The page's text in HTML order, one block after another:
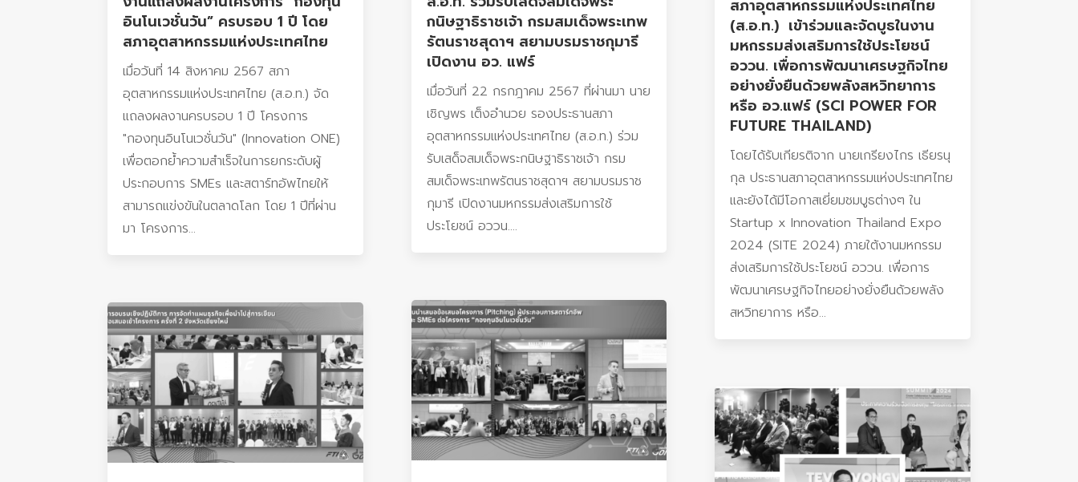
อินโนเวชั่นวัน” ครบรอบ 1 ปี โดย
สภาอุตสาหกรรมแห่งประเทศไทย
เมื่อวันที่ 14 สิงหาคม 2567 สภา
อุตสาหกรรมแห่งประเทศไทย (ส.อ.ท.) จัด
แถลงผลงานครบรอบ 1 ปี โครงการ
"กองทุนอินโนเวชั่นวัน" (Innovation ONE)
เพื่อตอกย้ำความสำเร็จในการยกระดับผู้
ประกอบการ SMEs และสตาร์ทอัพไทยให้
สามารถแข่งขันในตลาดโลก โดย 1 ปีที่ผ่าน
มา โครงการ...
กนิษฐาธิราชเจ้า กรมสมเด็จพระเทพ
รัตนราชสุดาฯ สยามบรมราชกุมารี
เปิดงาน อว. แฟร์
เมื่อวันที่ 22 กรกฎาคม 2567 ที่ผ่านมา นาย
เชิญพร เต็งอำนวย รองประธานสภา
อุตสาหกรรมแห่งประเทศไทย (ส.อ.ท.) ร่วม
รับเสด็จสมเด็จพระกนิษฐาธิราชเจ้า กรม
สมเด็จพระเทพรัตนราชสุดาฯ สยามบรมราช
กุมารี เปิดงานมหกรรมส่งเสริมการใช้
ประโยชน์ อววน....
สภาอุตสาหกรรมแห่งประเทศไทย
(ส.อ.ท.) เข้าร่วมและจัดบูธในงาน
มหกรรมส่งเสริมการใช้ประโยชน์
อววน. เพื่อการพัฒนาเศรษฐกิจไทย
อย่างยั่งยืนด้วยพลังสหวิทยาการ
หรือ อว.แฟร์ (SCI POWER FOR
FUTURE THAILAND)
โดยได้รับเกียรติจาก นายเกรียงไกร เธียรนุ
กุล ประธานสภาอุตสาหกรรมแห่งประเทศไทย
และยังได้มีโอกาสเยี่ยมชมบูธต่างๆ ใน
Startup x Innovation Thailand Expo
2024 (SITE 2024) ภายใต้งานมหกรรม
ส่งเสริมการใช้ประโยชน์ อววน. เพื่อการ
พัฒนาเศรษฐกิจไทยอย่างยั่งยืนด้วยพลัง
สหวิทยาการ หรือ...